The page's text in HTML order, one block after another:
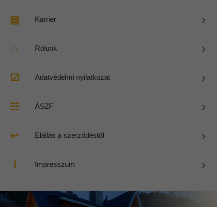
▤ Karrier ›
⌂ Rólunk ›
☑ Adatvédelmi nyilatkozat ›
☷ ÁSZF ›
↩ Elállás a szerződéstől ›
ℹ Impresszum ›